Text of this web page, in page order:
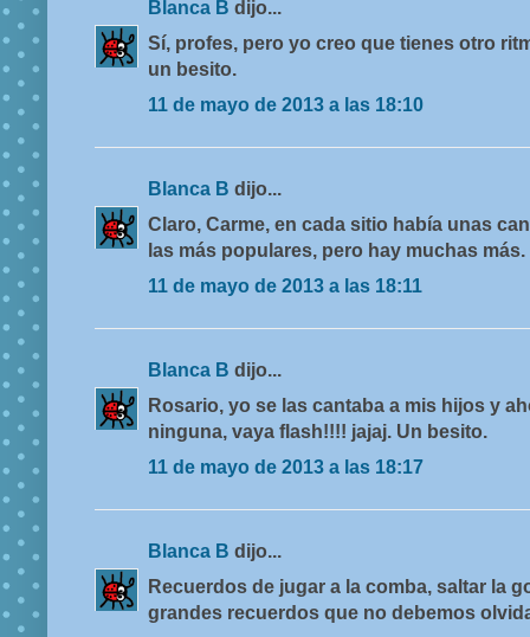
Blanca B dijo...
Sí, profes, pero yo creo que tienes otro
un besito.
11 de mayo de 2013 a las 18:10
Blanca B dijo...
Claro, Carme, en cada sitio había unas
las más populares, pero hay muchas
11 de mayo de 2013 a las 18:11
Blanca B dijo...
Rosario, yo se las cantaba a mis hijos y
ninguna, vaya flash!!!! jajaj. Un besito.
11 de mayo de 2013 a las 18:17
Blanca B dijo...
Recuerdos de jugar a la comba, saltar la
grandes recuerdos que no debemos